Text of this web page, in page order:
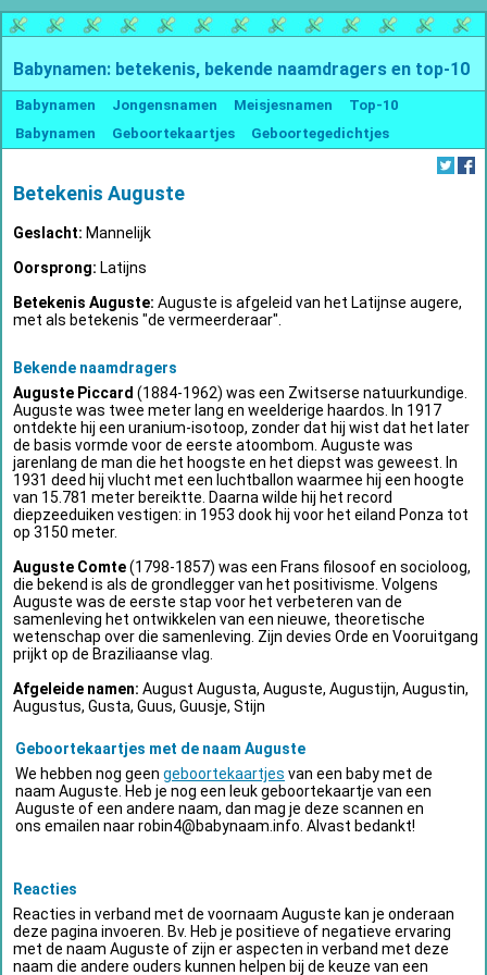
Babynamen: betekenis, bekende naamdragers en top-10
Babynamen Jongensnamen Meisjesnamen
Top-10
Babynamen
Geboortekaartjes Geboortegedichtjes
Betekenis Auguste
Geslacht: Mannelijk
Oorsprong: Latijns
Betekenis Auguste: Auguste is afgeleid van het Latijnse augere,
met als betekenis "de vermeerderaar".
Bekende naamdragers
Auguste Piccard (1884-1962) was een Zwitserse natuurkundige.
Auguste was twee meter lang en weelderige haardos. In 1917
ontdekte hij een uranium-isotoop, zonder dat hij wist dat het later
de basis vormde voor de eerste atoombom. Auguste was
jarenlang de man die het hoogste en het diepst was geweest. In
1931 deed hij vlucht met een luchtballon waarmee hij een hoogte
van 15.781 meter bereiktte. Daarna wilde hij het record
diepzeeduiken vestigen: in 1953 dook hij voor het eiland Ponza tot
op 3150 meter.
Auguste Comte(1798-1857) was een Frans filosoof en socioloog,
die bekend is als de grondlegger van het positivisme. Volgens
Auguste was de eerste stap voor het verbeteren van de
samenleving het ontwikkelen van een nieuwe, theoretische
wetenschap over die samenleving. Zijn devies Orde en Vooruitgang
prijkt op de Braziliaanse vlag.
Afgeleide namen: August Augusta, Auguste, Augustijn, Augustin,
Augustus, Gusta, Guus, Guusje, Stijn
Geboortekaartjes met de naam Auguste
We hebben nog geen geboortekaartjes van een baby met de
naam Auguste. Heb je nog een leuk geboortekaartje van een
Auguste of een andere naam, dan mag je deze scannen en
ons emailen naarrobin4@babynaam.info . Alvast bedankt!
Reacties
Reacties in verband met de voornaam Auguste kan je onderaan
deze pagina invoeren. Bv. Heb je positieve of negatieve ervaring
met de naam Auguste of zijn er aspecten in verband met deze
naam die andere ouders kunnen helpen bij de keuze van een